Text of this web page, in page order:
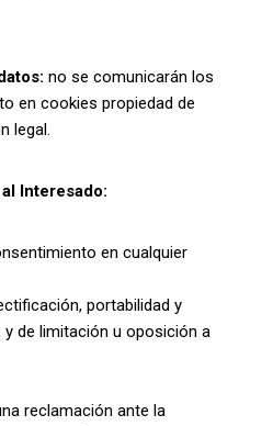
no se comunicarán los
en cookies propiedad de
legal.
Interesado:
en cualquier
portabilidad y
de limitación u oposición a
reclamación ante la